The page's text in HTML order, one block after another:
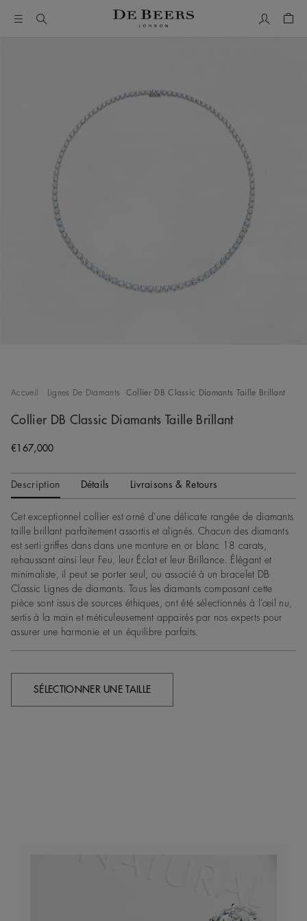
Accueil Lignes De Diamants Collier DB Classic Diamants Taille Brillant
Collier DB Classic Diamants Taille Brillant
Original price
€167,000
Description Détails Livraisons & Retours
Cet exceptionnel collier est orné d'une délicate rangée de diamants
taille brillant parfaitement assortis et alignés. Chacun des diamants
est serti griffes dans dans une monture en or blanc 18 carats,
rehaussant ainsi leur Feu, leur Éclat et leur Brillance. Élégant et
minimaliste, il peut se porter seul, ou associé à un bracelet DB
Classic Lignes de diamants. Tous les diamants composant cette
pièce sont issus de sources éthiques, ont été sélectionnés à l'œil nu,
sertis à la main et méticuleusement appairés par nos experts pour
assurer une harmonie et un équilibre parfaits.
SÉLECTIONNER UNE TAILLE